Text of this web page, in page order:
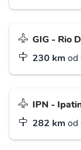
GIG - Rio
230 km od
IPN -
282 km od